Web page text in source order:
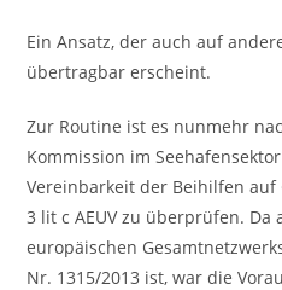
Ein Ansatz, der auch auf
übertragbar erscheint.
Zur Routine ist es nunmehr
Kommission im
Vereinbarkeit der Beihilfen auf
3 lit c AEUV zu überprüfen. Da
europäischen
Nr. 1315/2013 ist, war die